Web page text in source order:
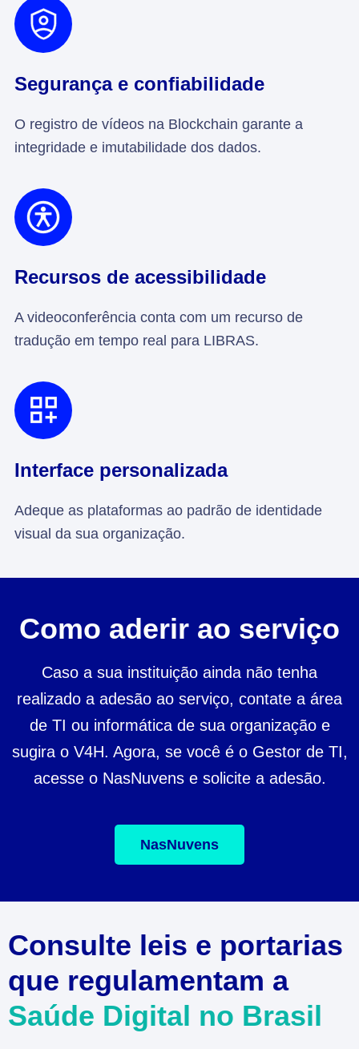
Segurança e confiabilidade
O registro de vídeos na Blockchain garante a
integridade e imutabilidade dos dados.
Recursos de acessibilidade
A videoconferência conta com um recurso de
tradução em tempo real para LIBRAS.
Interface personalizada
Adeque as plataformas ao padrão de identidade
visual da sua organização.
Como aderir ao serviço
Caso a sua instituição ainda não tenha
realizado a adesão ao serviço, contate a área
de TI ou informática de sua organização e
sugira o V4H. Agora, se você é o Gestor de TI,
acesse o NasNuvens e solicite a adesão.
NasNuvens
Consulte leis e portarias
que regulamentam a
Saúde Digital no Brasil